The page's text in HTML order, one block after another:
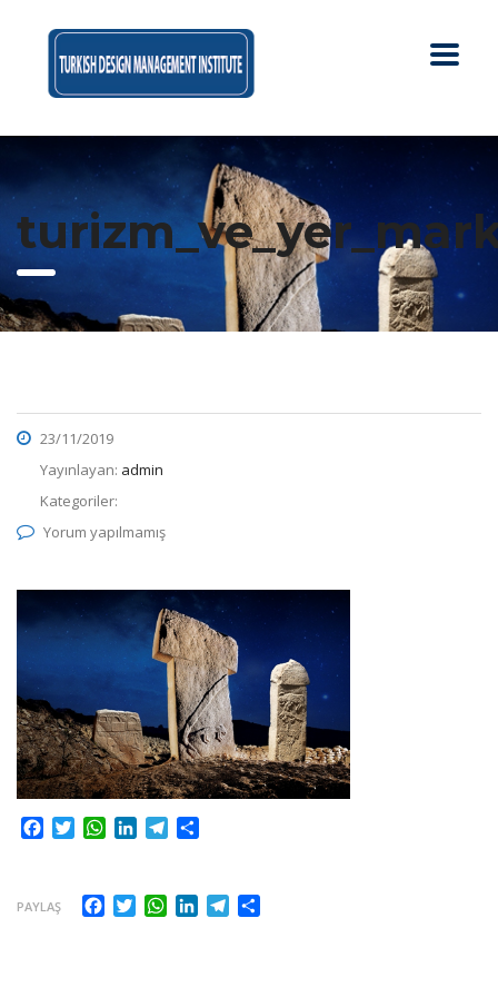
23/11/2019
Yayınlayan: admin
Kategoriler:
Yorum yapılmamış
Facebook
TwitterWhatsApp
LinkedInTelegram
PAYLAŞ Facebook
TwitterWhatsApp
LinkedInTelegram